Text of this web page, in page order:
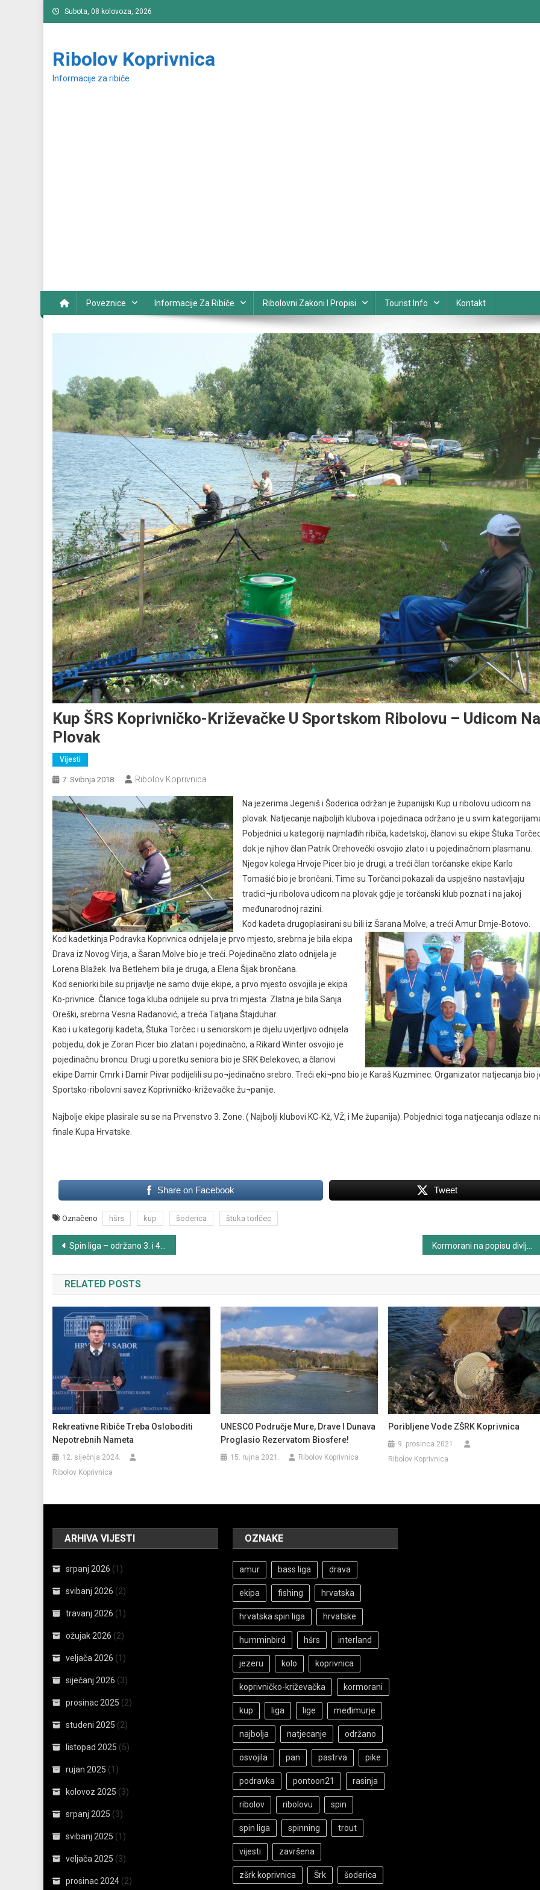
Preskočite
na
Subota, 08 kolovoza, 2026
Ribolov Koprivnica
Informacije za ribiče
Poveznice Informacije Za Ribiče Ribolovni Zakoni I Propisi Tourist Info Kontakt
Kup ŠRS Koprivničko-Križevačke U Sportskom Ribolovu – Udicom Na
Plovak
Vijesti
7. Svibnja 2018. Ribolov Koprivnica
Na jezerima Jegeniš i Šoderica održan je županijski Kup u ribolovu udicom na
plovak. Natjecanje najboljih klubova i pojedinaca održano je u svim
Pobjednici u kategoriji najmlađih ribiča, kadetskoj, članovi su ekipe Štuka
dok je njihov član Patrik Orehovečki osvojio zlato i u pojedinačnom plasmanu.
Njegov kolega Hrvoje Picer bio je drugi, a treći član torčanske ekipe Karlo
Tomašić bio je brončani. Time su Torčanci pokazali da uspješno nastavljaju
tradici¬ju ribolova udicom na plovak gdje je torčanski klub poznat i na jakoj
međunarodnoj razini.
Kod kadeta drugoplasirani su bili iz Šarana Molve, a treći Amur Drnje-Botovo.
Kod kadetkinja Podravka Koprivnicaodnijela je prvo mjesto, srebrna je bila ekipa
Drava iz Novog Virja, a Šaran Molve bio je treći. Pojedinačno zlato odnijela je
Lorena Blažek. Iva Betlehem bila je druga, a Elena Šijak brončana.
Kod seniorki bile su prijavlje ne samo dvije ekipe, a prvo mjesto osvojila je ekipa
Ko-privnice. Članice toga kluba odnijele su prva tri mjesta. Zlatna je bila Sanja
Oreški, srebrna Vesna Radanović, a treća Tatjana Štajduhar.
Kao i u kategoriji kadeta, Štuka Torčec i u seniorskom je dijelu uvjerljivo odnijela
pobjedu, dok je Zoran Picer bio zlatan i pojedinačno, a Rikard Winter osvojio je
pojedinačnu broncu. Drugi u poretku seniora bio je SRK Đelekovec, a članovi
ekipe Damir Cmrk i Damir Pivar podijelili su po¬jedinačno srebro. Treći eki¬pno bio je Karaš Kuzminec. Organizator natjecanja bio
Sportsko-ribolovni savez Koprivničko-križevačke žu¬panije.
Najbolje ekipe plasirale su se na Prvenstvo 3. Zone. ( Najbolji klubovi KC-Kž, VŽ, i Me županija). Pobjednici toga natjecanja odlaze
finale Kupa Hrvatske.
Share on Facebook Tweet
Označeno hšrs kup šoderica štuka torlčec
Navigacija
objava
Spin liga – održano 3. i 4. kolo na rijeci Čabranki Kormorani na popisu divljači
RELATED POSTS
Rekreativne Ribiče Treba Osloboditi
Nepotrebnih Nameta
12. siječnja 2024.
Ribolov Koprivnica
UNESCO Područje Mure, Drave I Dunava
Proglasio Rezervatom Biosfere!
15. rujna 2021. Ribolov Koprivnica
Poribljene Vode ZŠRK Koprivnica
9. prosinca 2021.
Ribolov Koprivnica
ARHIVA VIJESTI
srpanj 2026 (1)
svibanj 2026 (2)
travanj 2026 (1)
ožujak 2026 (2)
veljača 2026 (1)
siječanj 2026 (3)
prosinac 2025 (2)
studeni 2025 (2)
listopad 2025 (5)
rujan 2025 (1)
kolovoz 2025 (3)
srpanj 2025 (3)
svibanj 2025 (1)
veljača 2025 (3)
prosinac 2024 (2)
OZNAKE
amur bass liga drava
ekipa fishing hrvatska
hrvatska spin liga hrvatske
humminbird hšrs interland
jezeru kolo koprivnica
koprivničko-križevačka kormorani
kup liga lige međimurje
najbolja natjecanje održano
osvojila pan pastrva pike
podravka pontoon21 rasinja
ribolov ribolovu spin
spin liga spinning trout
vijesti završena
zšrk koprivnica Šrk šoderica